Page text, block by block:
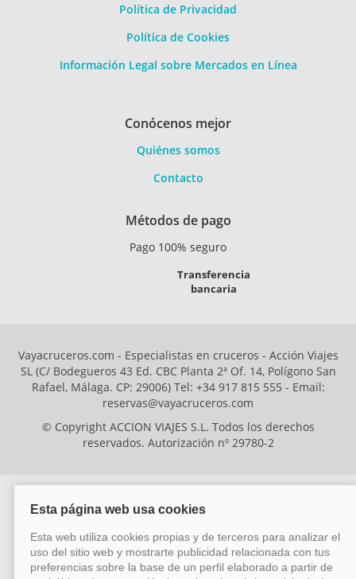
Política de Privacidad
Política de Cookies
Información Legal sobre Mercados en Línea
Conócenos mejor
Quiénes somos
Contacto
Métodos de pago
Pago 100% seguro
Transferencia
bancaria
Vayacruceros.com - Especialistas en cruceros - Acción Viajes
SL (C/ Bodegueros 43 Ed. CBC Planta 2ª Of. 14, Polígono San
Rafael, Málaga. CP: 29006) Tel: +34 917 815 555 - Email:
reservas@vayacruceros.com
© Copyright ACCION VIAJES S.L. Todos los derechos
reservados. Autorización nº 29780-2
ACCION VIAJES SL ha sido beneficiaria del Fondo Europeo de Desarrollo
Regional (FEDER), cuyo objetivo es mejorar la competitividad de las pymes